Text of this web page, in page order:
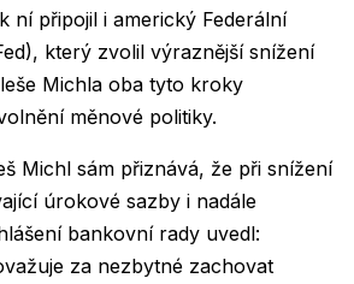
ní připojil i americký Federální
který zvolil výraznější snížení
Michla oba tyto kroky
měnové politiky.
Michl sám přiznává, že při snížení
úrokové sazby i nadále
bankovní rady uvedl:
za nezbytné zachovat